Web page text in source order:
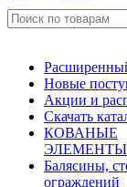
Новые
Акции и
Скачать
КОВАНЫЕ
ЭЛЕМЕНТЫ
Балясины,
ограждений